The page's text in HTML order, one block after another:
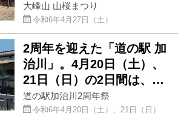
大峰山 山桜まつり
令和6年4月27日（土）
2周年を迎えた「道の駅 加
治川」。4月20日（土）、
21日（日）の2日間は、…
道の駅加治川2周年祭
令和6年4月20日（土）、21日（日）